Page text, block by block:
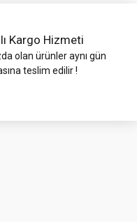
Kargo Hizmeti
olan ürünler aynı gün
teslim edilir !